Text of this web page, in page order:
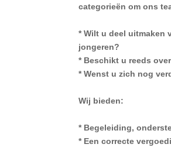
categorieën om ons
* Wilt u deel uitmaken
jongeren?
* Beschikt u reeds
* Wenst u zich nog
Wij bieden:
* Begeleiding,
* Een correcte